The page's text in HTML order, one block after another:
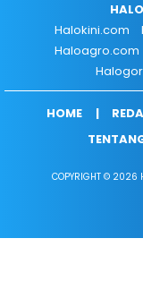
Halokini.com
Haloagro.com
HOME
COPYRIGHT © 2026